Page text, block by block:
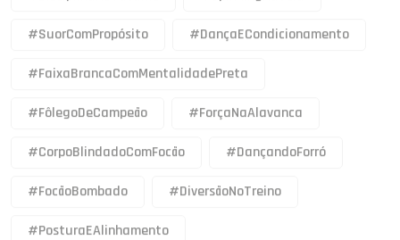
#SuorComPropósito #DançaECondicionamento
#FaixaBrancaComMentalidadePreta
#FôlegoDeCampeão #ForçaNaAlavanca
#CorpoBlindadoComFocão #DançandoForró
#FocãoBombado #DiversãoNoTreino
#PosturaEAlinhamento